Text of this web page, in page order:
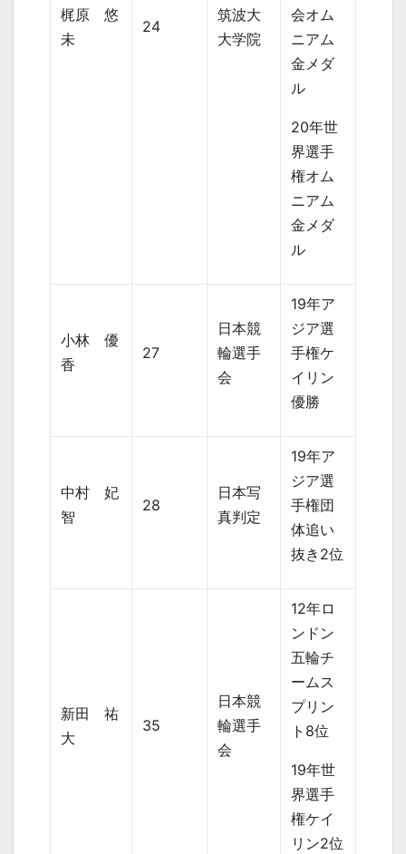
梶原 悠
未
24
筑波大
大学院
会オム
ニアム
金メダ
ル
20年世
界選手
権オム
ニアム
金メダ
ル
小林 優
香
27
日本競
輪選手
会
19年ア
ジア選
手権ケ
イリン
優勝
中村 妃
智
28
日本写
真判定
19年ア
ジア選
手権団
体追い
抜き2位
新田 祐
大
35
日本競
輪選手
会
12年ロ
ンドン
五輪チ
ームス
プリン
ト8位
19年世
界選手
権ケイ
リン2位